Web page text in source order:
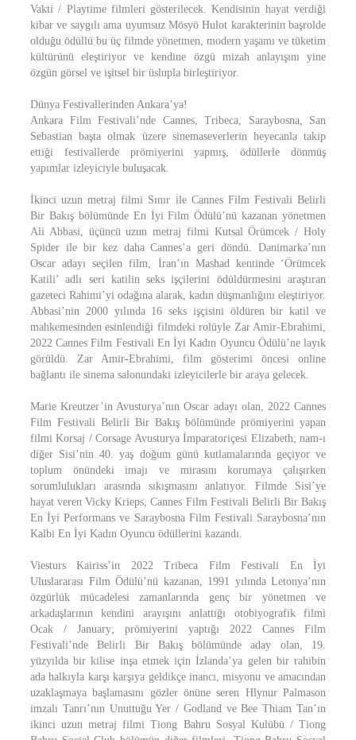
Vakti / Playtime filmleri gösterilecek. Kendisinin hayat verdiği
kibar ve saygılı ama uyumsuz Mösyö Hulot karakterinin başrolde
olduğu ödüllü bu üç filmde yönetmen, modern yaşamı ve tüketim
kültürünü eleştiriyor ve kendine özgü mizah anlayışını yine
özgün görsel ve işitsel bir üslupla birleştiriyor.
Dünya Festivallerinden Ankara’ya!
Ankara Film Festivali’nde Cannes, Tribeca, Saraybosna, San
Sebastian başta olmak üzere sinemaseverlerin heyecanla takip
ettiği festivallerde prömiyerini yapmış, ödüllerle dönmüş
yapımlar izleyiciyle buluşacak.
İkinci uzun metraj filmi Sınır ile Cannes Film Festivali Belirli
Bir Bakış bölümünde En İyi Film Ödülü’nü kazanan yönetmen
Ali Abbasi, üçüncü uzun metraj filmi Kutsal Örümcek / Holy
Spider ile bir kez daha Cannes’a geri döndü. Danimarka’nın
Oscar adayı seçilen film, İran’ın Mashad kentinde ‘Örümcek
Katili’ adlı seri katilin seks işçilerini ödüldürmesini araştıran
gazeteci Rahimi’yi odağına alarak, kadın düşmanlığını eleştiriyor.
Abbasi’nin 2000 yılında 16 seks işçisini öldüren bir katil ve
mahkemesinden esinlendiği filmdeki rolüyle Zar Amir-Ebrahimi,
2022 Cannes Film Festivali En İyi Kadın Oyuncu Ödülü’ne layık
görüldü. Zar Amir-Ebrahimi, film gösterimi öncesi online
bağlantı ile sinema salonundaki izleyicilerle bir araya gelecek.
Marie Kreutzer’in Avusturya’nın Oscar adayı olan, 2022 Cannes
Film Festivali Belirli Bir Bakış bölümünde prömiyerini yapan
filmi Korsaj / Corsage Avusturya İmparatoriçesi Elizabeth; nam-ı
diğer Sisi’nin 40. yaş doğum günü kutlamalarında geçiyor ve
toplum önündeki imajı ve mirasını korumaya çalışırken
sorumlulukları arasında sıkışmasını anlatıyor. Filmde Sisi’ye
hayat veren Vicky Krieps, Cannes Film Festivali Belirli Bir Bakış
En İyi Performans ve Saraybosna Film Festivali Saraybosna’nın
Kalbi En İyi Kadın Oyuncu ödüllerini kazandı.
Viesturs Kairiss’in 2022 Tribeca Film Festivali En İyi
Uluslararası Film Ödülü’nü kazanan, 1991 yılında Letonya’nın
özgürlük mücadelesi zamanlarında genç bir yönetmen ve
arkadaşlarının kendini arayışını anlattığı otobiyografik filmi
Ocak / January; prömiyerini yaptığı 2022 Cannes Film
Festivali’nde Belirli Bir Bakış bölümünde aday olan, 19.
yüzyılda bir kilise inşa etmek için İzlanda’ya gelen bir rahibin
ada halkıyla karşı karşıya geldikçe inancı, misyonu ve amacından
uzaklaşmaya başlamasını gözler önüne seren Hlynur Palmason
imzalı Tanrı’nın Unuttuğu Yer / Godland ve Bee Thiam Tan’ın
ikinci uzun metraj filmi Tiong Bahru Sosyal Kulübü / Tiong